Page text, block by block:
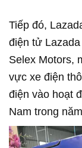
Tiếp đó,
điện tử
Selex Motors,
vực xe điện
điện vào hoạt
Nam trong